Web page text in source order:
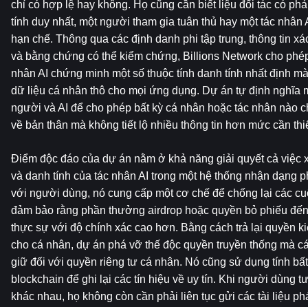
chỉ có hợp lệ hay không. Họ cũng cần biết liệu đối tác có
tính duy nhất, một người tham gia tuân thủ hay một tác nhân
hạn chế. Thông qua các định danh phi tập trung, thông tin
và bằng chứng có thể kiểm chứng, Billions Network cho
nhân AI chứng minh một số thuộc tính danh tính nhất định
dữ liệu cá nhân thô cho mọi ứng dụng. Dự án tự định nghĩa
người và AI để cho phép bất kỳ cá nhân hoặc tác nhân nào
về bản thân mà không tiết lộ nhiều thông tin hơn mức cần
Điểm độc đáo của dự án nằm ở khả năng giải quyết cả việc
và danh tính của tác nhân AI trong một hệ thống nhận dạng
với người dùng, nó cung cấp một cơ chế để chống lại các
đảm bảo rằng phần thưởng airdrop hoặc quyền bỏ phiếu
thực sự với độ chính xác cao hơn. Bằng cách trả lại quyền
cho cá nhân, dự án phá vỡ thế độc quyền truyền thống mà
giữ đối với quyền riêng tư cá nhân. Nó cũng sử dụng tính
blockchain để ghi lại các tín hiệu về uy tín. Khi người dùng
khác nhau, họ không còn cần phải liên tục gửi các tài liệu